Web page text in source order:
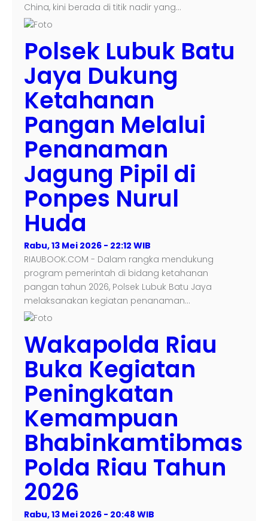
China, kini berada di titik nadir yang…
Polsek Lubuk Batu
Jaya Dukung
Ketahanan
Pangan Melalui
Penanaman
Jagung Pipil di
Ponpes Nurul
Huda
Rabu, 13 Mei 2026 - 22:12 WIB
RIAUBOOK.COM - Dalam rangka mendukung
program pemerintah di bidang ketahanan
pangan tahun 2026, Polsek Lubuk Batu Jaya
melaksanakan kegiatan penanaman…
Wakapolda Riau
Buka Kegiatan
Peningkatan
Kemampuan
Bhabinkamtibmas
Polda Riau Tahun
2026
Rabu, 13 Mei 2026 - 20:48 WIB